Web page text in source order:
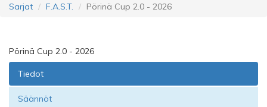
Sarjat F.A.S.T. Pörinä Cup 2.0 - 2026
Pörinä Cup 2.0 - 2026
Tiedot
Säännöt